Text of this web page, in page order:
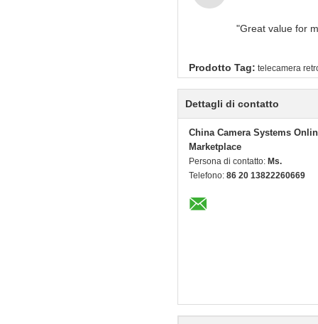
"Great value for
Prodotto Tag: telecamera
Dettagli di contatto
China Camera Systems
Marketplace
Persona di contatto: Ms.
Telefono: 86 20 13822260669